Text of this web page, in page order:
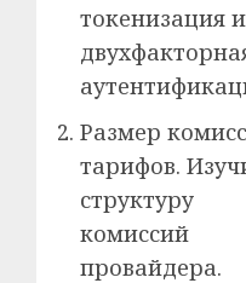
токенизация и
Размер
тарифов.
структуру
комиссий
провайдера.